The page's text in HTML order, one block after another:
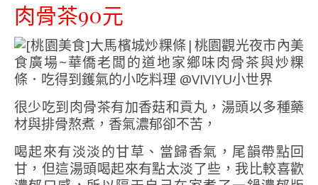
肉骨茶90元
很少吃到肉骨茶有加香菇和貢丸，湯頭以多種藥
材與排骨熬煮，香氣濃郁卻不苦，
喝起來有淡淡的甘草、當歸香氣，尾韻帶點回
甘，但這湯頭喝起來有點太淡了些，我比較喜歡